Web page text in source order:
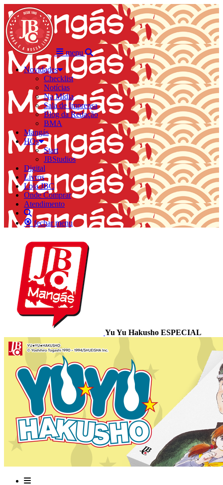
menu
Novidades
Checklist
Notícias
Na Mídia
Sala de Imprensa
Blog da Redação
BMA
Mangás
HQs
Start
JBStudios
Digital
Livros
Loja JBC
Onde Comprar
Atendimento
fechar menu
Yu Yu Hakusho ESPECIAL